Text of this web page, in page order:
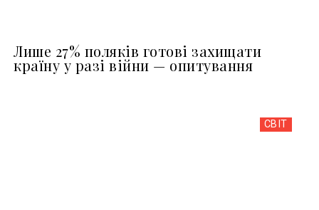
Лише 27% поляків готові захищати
країну у разі війни — опитування
СВІТ